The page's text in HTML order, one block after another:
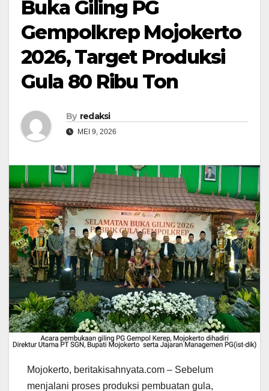
Buka Giling PG
Gempolkrep Mojokerto
2026, Target Produksi
Gula 80 Ribu Ton
By redaksi
MEI 9, 2026
Mojokerto, beritakisahnyata.com – Sebelum
menjalani proses produksi pembuatan gula,